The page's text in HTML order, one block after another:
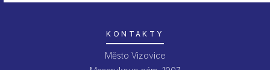
KONTAKTY
Město Vizovice